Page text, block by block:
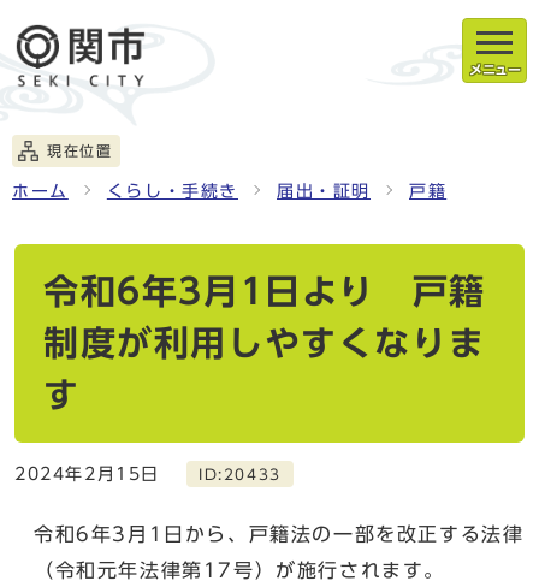
メニュー
現在位置
ホーム くらし・手続き 届出・証明 戸籍
令和6年3月1日より 戸籍
制度が利用しやすくなりま
す
2024年2月15日 ID:20433
令和6年3月1日から、戸籍法の一部を改正する法律
（令和元年法律第17号）が施行されます。